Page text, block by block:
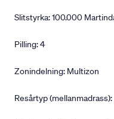
Slitstyrka: 100.000
Pilling: 4
Zonindelning: Multizon
Resårtyp